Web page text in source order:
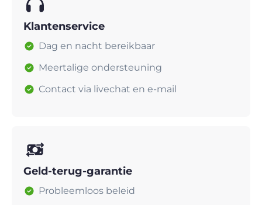
Klantenservice
Dag en nacht bereikbaar
Meertalige ondersteuning
Contact via livechat en e-mail
Geld-terug-garantie
Probleemloos beleid